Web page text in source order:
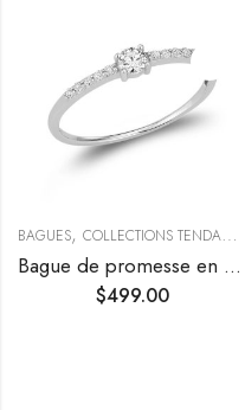
BAGUES, COLLECTIONS TENDANCES
Bague de promesse en diamants
$499.00